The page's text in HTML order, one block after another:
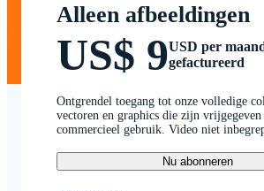
Alleen afbeeldingen
US$ 9USD per
gefactureerd
Ontgrendel toegang tot onze volledige
vectoren en graphics die zijn
commercieel gebruik. Video niet
Nu abonneren